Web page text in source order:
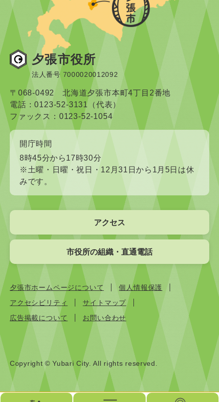
夕張市役所
法人番号 7000020012092
〒068-0492 北海道夕張市本町4丁目2番地
電話：0123-52-3131（代表）
ファックス：0123-52-1054
開庁時間
8時45分から17時30分
※土曜・日曜・祝日・12月31日から1月5日は休
みです。
アクセス
市役所の組織・直通電話
夕張市ホームページについて
個人情報保護
アクセシビリティ
サイトマップ
広告掲載について
お問い合わせ
Copyright © Yubari City. All rights reserved.